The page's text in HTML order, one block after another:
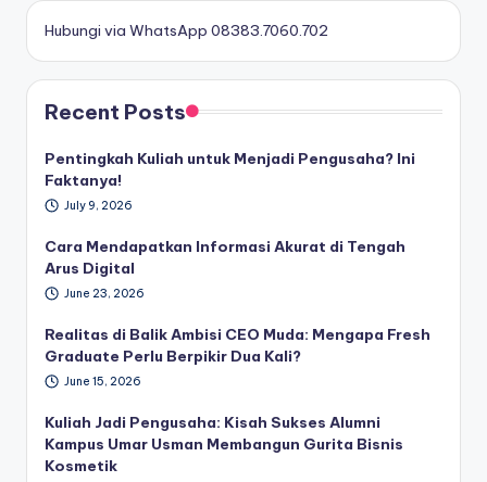
Hubungi via WhatsApp 08383.7060.702
Recent Posts
Pentingkah Kuliah untuk Menjadi Pengusaha? Ini
Faktanya!
July 9, 2026
Cara Mendapatkan Informasi Akurat di Tengah
Arus Digital
June 23, 2026
Realitas di Balik Ambisi CEO Muda: Mengapa Fresh
Graduate Perlu Berpikir Dua Kali?
June 15, 2026
Kuliah Jadi Pengusaha: Kisah Sukses Alumni
Kampus Umar Usman Membangun Gurita Bisnis
Kosmetik